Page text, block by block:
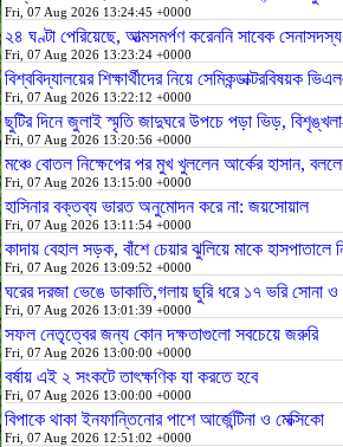
Fri, 07 Aug 2026 13:24:45 +0000
২৪ ঘণ্টা পেরিয়েছে, আত্মসমর্পণ করেননি সাবেক
Fri, 07 Aug 2026 13:23:24 +0000
বিশ্ববিদ্যালয়ের শিক্ষার্থীদের নিয়ে সেমিকন্ডাক্টরবিষয়ক
Fri, 07 Aug 2026 13:22:12 +0000
ছুটির দিনে জুলাই স্মৃতি জাদুঘরে উপচে পড়া ভিড়,
Fri, 07 Aug 2026 13:20:56 +0000
মঞ্চে বোতল নিক্ষেপের পর মুখ খুললেন আর্কের হাসান,
Fri, 07 Aug 2026 13:15:00 +0000
হাসিনার বক্তব্য ভারত অনুমোদন করে না: জয়সোয়াল
Fri, 07 Aug 2026 13:11:54 +0000
কাদায় বেহাল সড়ক, বাঁশে চেয়ার ঝুলিয়ে মাকে হাসপাতালে
Fri, 07 Aug 2026 13:09:52 +0000
ঘরের দরজা ভেঙে ডাকাতি,গলায় ছুরি ধরে ১৭ ভরি সোনা
Fri, 07 Aug 2026 13:01:39 +0000
সফল নেতৃত্বের জন্য কোন দক্ষতাগুলো সবচেয়ে জরুরি
Fri, 07 Aug 2026 13:00:00 +0000
বর্ষায় এই ২ সংকটে তাৎক্ষণিক যা করতে হবে
Fri, 07 Aug 2026 13:00:00 +0000
বিপাকে থাকা ইনফান্তিনোর পাশে আর্জেন্টিনা ও মেক্সিকো
Fri, 07 Aug 2026 12:51:02 +0000